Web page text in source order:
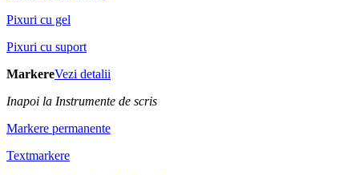
Pixuri cu gel
Pixuri cu suport
MarkereVezi detalii
Inapoi la Instrumente de scris
Markere permanente
Textmarkere